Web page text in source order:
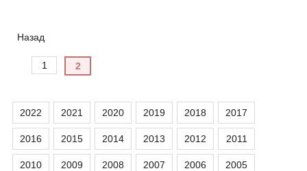
Назад
1 2
2022 2021 2020 2019 2018 2017
2016 2015 2014 2013 2012 2011
2010 2009 2008 2007 2006 2005